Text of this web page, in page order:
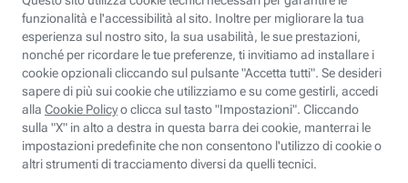
Valentina CAD: Modelli parametrici